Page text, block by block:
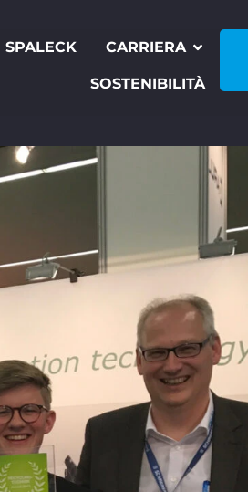
SPALECK CARRIERA
SOSTENIBILITÀ